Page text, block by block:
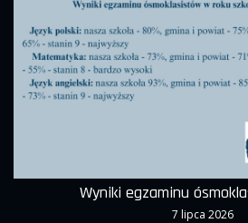
Wyniki egzaminu
7 lipca 2026